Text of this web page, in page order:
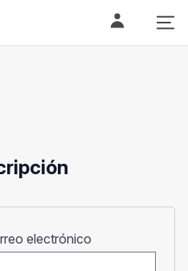
electrónico